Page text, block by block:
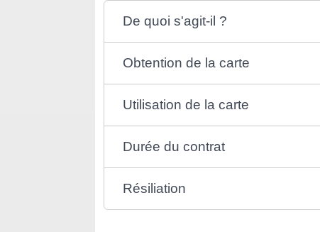
De quoi s'agit-il ?
Obtention de la carte
Utilisation de la carte
Durée du contrat
Résiliation